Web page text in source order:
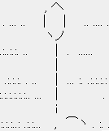
へ
. ... .. | | .. .... ..
ノ
.. | . ......
.. / |
:. .:.:.:.: .:
... | . ..
.... .. i
, ⌒ヽ . :.